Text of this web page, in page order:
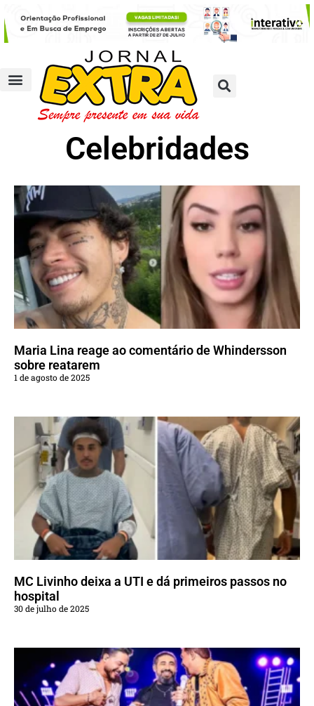
Celebridades
Maria Lina reage ao comentário de Whindersson
sobre reatarem
1 de agosto de 2025
MC Livinho deixa a UTI e dá primeiros passos no
hospital
30 de julho de 2025